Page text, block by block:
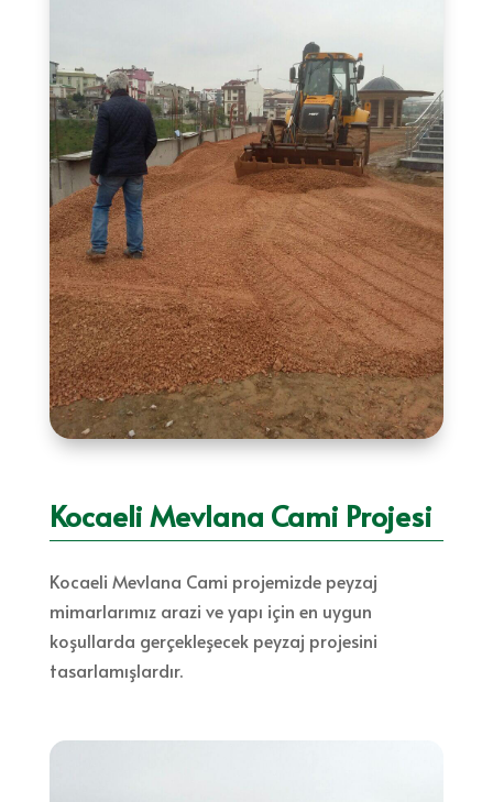
Kocaeli Mevlana Cami Projesi
Kocaeli Mevlana Cami projemizde peyzaj
mimarlarımız arazi ve yapı için en uygun
koşullarda gerçekleşecek peyzaj projesini
tasarlamışlardır.